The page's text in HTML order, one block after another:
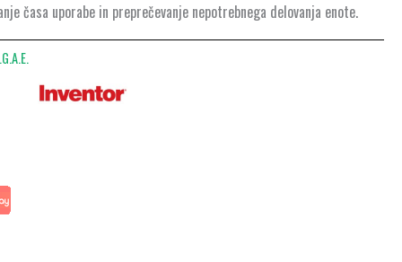
časa uporabe in preprečevanje nepotrebnega delovanja enote.